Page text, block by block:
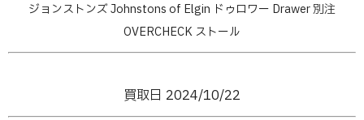
ジョンストンズ Johnstons of Elgin ドゥロワー Drawer 別注
OVERCHECK ストール
買取日 2024/10/22